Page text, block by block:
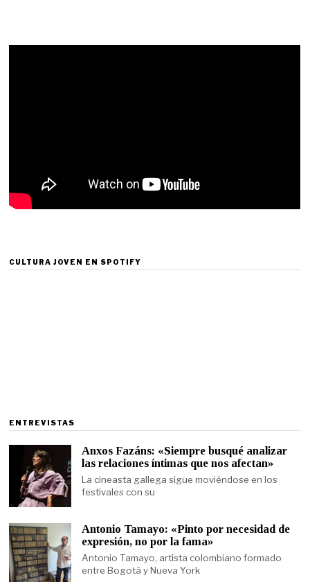
CULTURA JOVEN EN SPOTIFY
ENTREVISTAS
Anxos Fazáns: «Siempre busqué analizar
las relaciones íntimas que nos afectan»
La cineasta gallega sigue moviéndose en los
festivales con su
Antonio Tamayo: «Pinto por necesidad de
expresión, no por la fama»
Antonio Tamayo, artista colombiano formado
entre Bogotá y Nueva York